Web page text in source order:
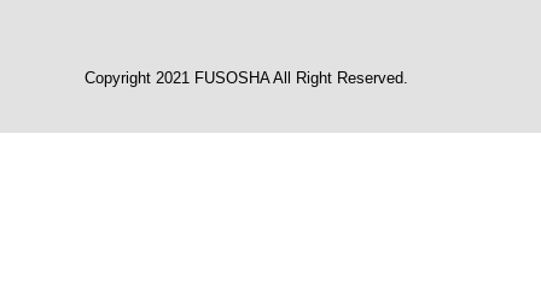
Copyright 2021 FUSOSHA All Right Reserved.